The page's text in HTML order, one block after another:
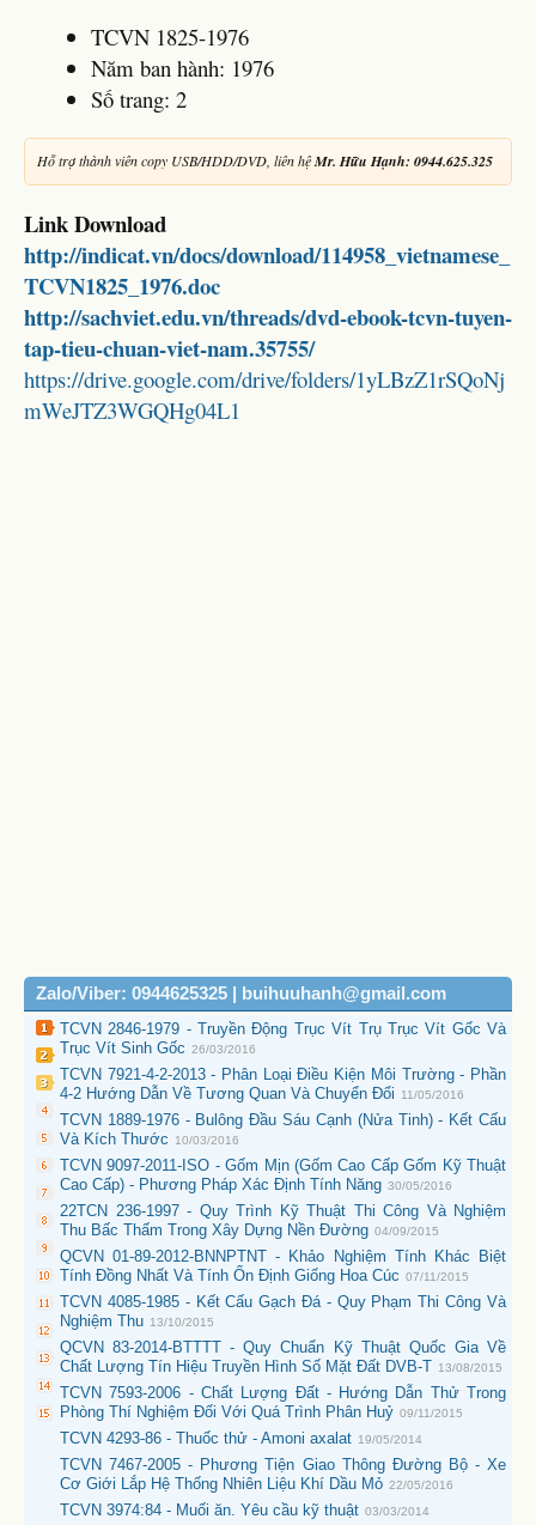
TCVN 1825-1976
Năm ban hành: 1976
Số trang: 2
Hỗ trợ thành viên copy USB/HDD/DVD, liên hệMr. Hữu Hạnh: 0944.625.325
Link Download
http://indicat.vn/docs/download/114958_vietnamese_
TCVN1825_1976.doc
http://sachviet.edu.vn/threads/dvd-ebook-tcvn-tuyen-
tap-tieu-chuan-viet-nam.35755/
https://drive.google.com/drive/folders/1yLBzZ1rSQoNj
mWeJTZ3WGQHg04L1
Zalo/Viber: 0944625325 | buihuuhanh@gmail.com
TCVN 2846-1979 - Truyền Động Trục Vít Trụ Trục Vít Gốc Và
Trục Vít Sinh Gốc 26/03/2016
TCVN 7921-4-2-2013 - Phân Loại Điều Kiện Môi Trường - Phần
4-2 Hướng Dẫn Về Tương Quan Và Chuyển Đổi
11/05/2016
TCVN 1889-1976 - Bulông Đầu Sáu Cạnh (Nửa Tinh) - Kết Cấu
Và Kích Thước
10/03/2016
TCVN 9097-2011-ISO - Gốm Mịn (Gốm Cao Cấp Gốm Kỹ Thuật
Cao Cấp) - Phương Pháp Xác Định Tính Năng 30/05/2016
22TCN 236-1997 - Quy Trình Kỹ Thuật Thi Công Và Nghiệm
Thu Bấc Thấm Trong Xây Dựng Nền Đường 04/09/2015
QCVN 01-89-2012-BNNPTNT - Khảo Nghiệm Tính Khác Biệt
Tính Đồng Nhất Và Tính Ổn Định Giống Hoa Cúc 07/11/2015
TCVN 4085-1985 - Kết Cấu Gạch Đá - Quy Phạm Thi Công Và
Nghiệm Thu 13/10/2015
QCVN 83-2014-BTTTT - Quy Chuẩn Kỹ Thuật Quốc Gia Về
Chất Lượng Tín Hiệu Truyền Hình Số Mặt Đất DVB-T 13/08/2015
TCVN 7593-2006 - Chất Lượng Đất - Hướng Dẫn Thử Trong
Phòng Thí Nghiệm Đối Với Quá Trình Phân Huỷ 09/11/2015
TCVN 4293-86 - Thuốc thử - Amoni axalat 19/05/2014
TCVN 7467-2005 - Phương Tiện Giao Thông Đường Bộ - Xe
Cơ Giới Lắp Hệ Thống Nhiên Liệu Khí Dầu Mỏ 22/05/2016
TCVN 3974:84 - Muối ăn. Yêu cầu kỹ thuật 03/03/2014